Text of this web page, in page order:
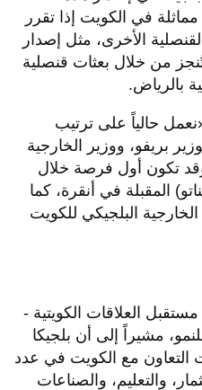
مماثلة في الكويت إذا تقرر
الأخرى، مثل إصدار
من خلال بعثات قنصلية
بالرياض.
حالياً على ترتيب
بريفو، ووزير الخارجية
وقد تكون أول فرصة خلال
المقبلة في أنقرة، كما
البلجيكي للكويت
العلاقات الكويتية -
مشيراً إلى أن بلجيكا
التعاون مع الكويت في عدد
والتعليم، والصناعات